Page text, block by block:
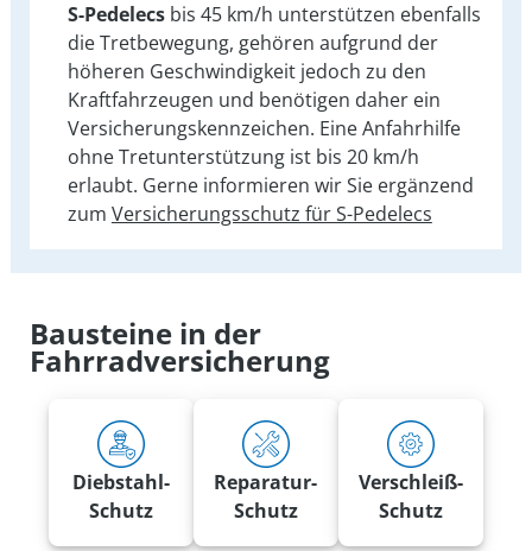
S-Pedelecsbis 45 km/h unterstützen ebenfalls
die Tretbewegung, gehören aufgrund der
höheren Geschwindigkeit jedoch zu den
Kraftfahrzeugen und benötigen daher ein
Versicherungskennzeichen. Eine Anfahrhilfe
ohne Tretunterstützung ist bis 20 km/h
erlaubt. Gerne informieren wir Sie ergänzend
zum Versicherungsschutz für S-Pedelecs
Bausteine in der
Fahrradversicherung
Diebstahl-
Schutz
Reparatur-
Schutz
Verschleiß-
Schutz